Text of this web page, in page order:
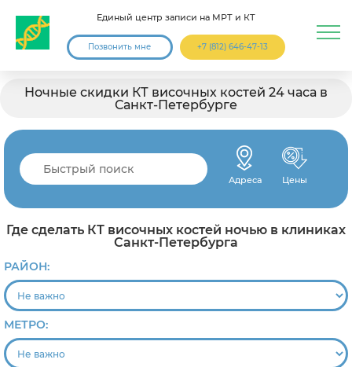
Единый центр записи на МРТ и КТ
Позвонить мне +7 (812) 646-47-13
Ночные скидки КТ височных костей 24 часа в
Санкт-Петербурге
Адреса Цены
Где сделать КТ височных костей ночью в клиниках
Санкт-Петербурга
РАЙОН:
МЕТРО: